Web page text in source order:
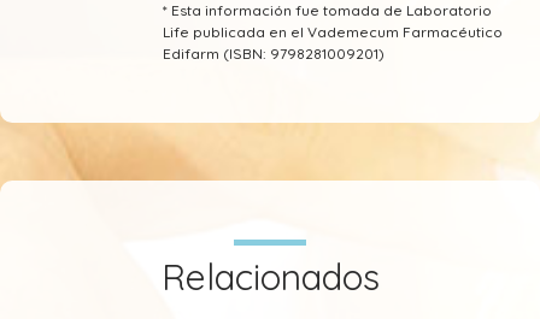
* Esta información fue tomada de Laboratorio
Life publicada en el Vademecum Farmacéutico
Edifarm (ISBN: 9798281009201)
Relacionados